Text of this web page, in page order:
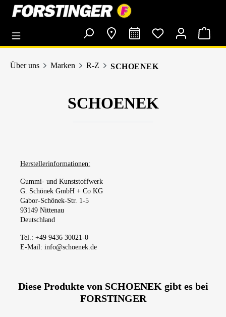
springen
Über uns Marken R-Z SCHOENEK
SCHOENEK
Herstellerinformationen:
Gummi- und Kunststoffwerk
G. Schönek GmbH + Co KG
Gabor-Schönek-Str. 1-5
93149 Nittenau
Deutschland
Tel.: +49 9436 30021-0
E-Mail: info@schoenek.de
Diese Produkte von SCHOENEK gibt es bei
FORSTINGER